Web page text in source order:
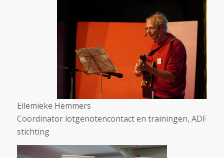
Ellemieke Hemmers
Coördinator lotgenotencontact en trainingen, ADF
stichting